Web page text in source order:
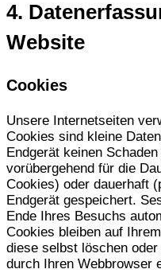
4.
Website
Cookies
Unsere Internetseiten
Cookies sind kleine
Endgerät keinen
vorübergehend für die
Cookies) oder dauerhaft
Endgerät gespeichert.
Ende Ihres Besuchs
Cookies bleiben auf
diese selbst löschen
durch Ihren Webbrowser